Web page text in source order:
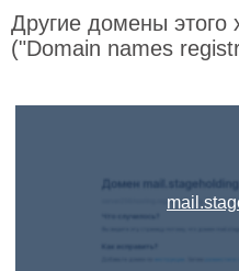
Другие домены этого
("Domain names